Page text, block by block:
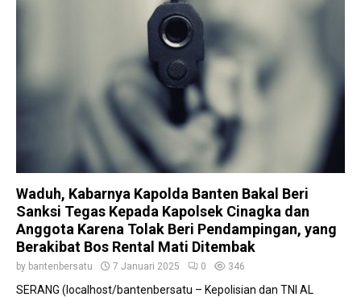
Waduh, Kabarnya Kapolda Banten Bakal Beri
Sanksi Tegas Kepada Kapolsek Cinagka dan
Anggota Karena Tolak Beri Pendampingan, yang
Berakibat Bos Rental Mati Ditembak
by bantenbersatu 7 Januari 2025 0 346
SERANG (localhost/bantenbersatu – Kepolisian dan TNI AL